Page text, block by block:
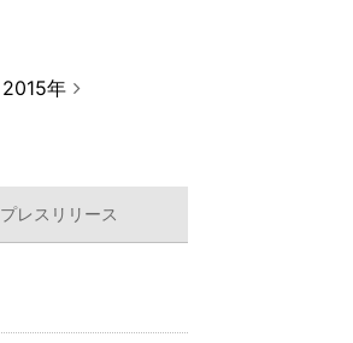
2015年
プレスリリース